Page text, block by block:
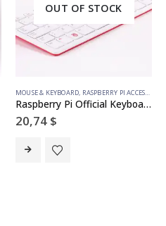
OUT OF STOCK
MOUSE & KEYBOARD, RASPBERRY PI ACCESSORIES
Raspberry Pi Official Keyboard (White/Red) – ITA Layout
20,74 $